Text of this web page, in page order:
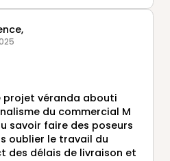
projet véranda abouti
du commercial M
savoir faire des poseurs
oublier le travail du
des délais de livraison et